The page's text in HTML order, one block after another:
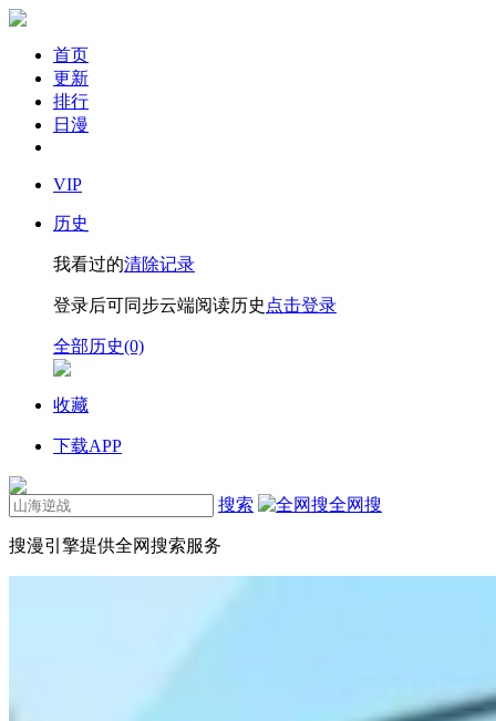
首页
更新
排行
日漫
VIP
历史
我看过的清除记录
登录后可同步云端阅读历史 点击登录
全部历史(0)
收藏
下载APP
搜索 全网搜
搜漫引擎提供全网搜索服务